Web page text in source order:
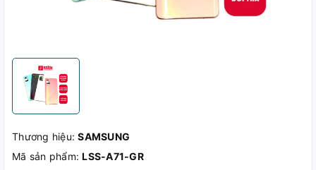
Thương hiệu:SAMSUNG
Mã sản phẩm:LSS-A71-GR